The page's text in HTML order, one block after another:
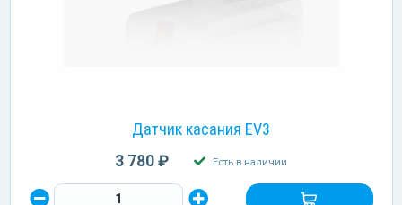
Датчик касания EV3
3 780 ₽ Есть в наличии